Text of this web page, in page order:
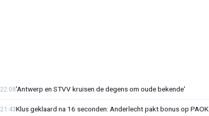
'Antwerp en STVV kruisen de degens om oude bekende'
22:08
Klus geklaard na 16 seconden: Anderlecht pakt bonus op PAOK
21:43